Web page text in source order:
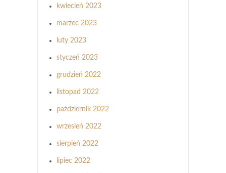
kwiecień 2023
marzec 2023
luty 2023
styczeń 2023
grudzień 2022
listopad 2022
październik 2022
wrzesień 2022
sierpień 2022
lipiec 2022